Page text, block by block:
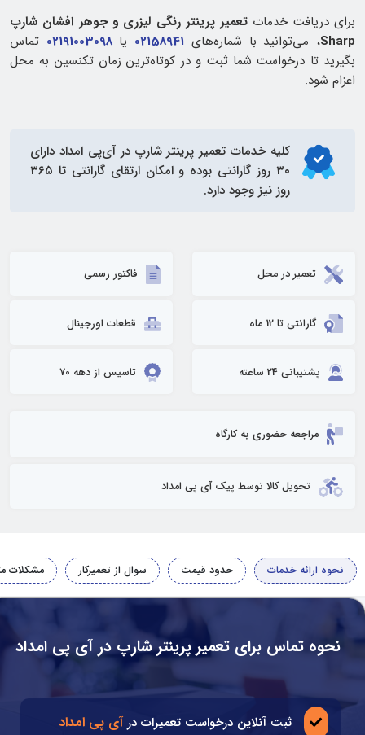
برای دریافت خدمات تعمیر پرینتر رنگی لیزری و جوهر افشان شارپ
Sharp، می‌توانید با شماره‌های 02158941 یا02191003098 تماس
بگیرید تا درخواست شما ثبت و در کوتاه‌ترین زمان تکنسین به محل
اعزام شود.
کلیه خدمات تعمیر پرینتر شارپ در آی‌پی امداد دارای
۳۰ روز گارانتی بوده و امکان ارتقای گارانتی تا ۳۶۵
روز نیز وجود دارد.
تعمیر در محل فاکتور رسمی
گارانتی تا 12 ماه قطعات اورجینال
پشتیبانی 24 ساعته تاسیس از دهه 70
مراجعه حضوری به کارگاه
تحویل کالا توسط پیک آی پی امداد
نحوه ارائه خدمات حدود قیمت سوال از تعمیرکار مشکلات
نحوه تماس برای تعمیر پرینتر شارپ در آی پی امداد
ثبت آنلاین درخواست تعمیرات درآی پی امداد